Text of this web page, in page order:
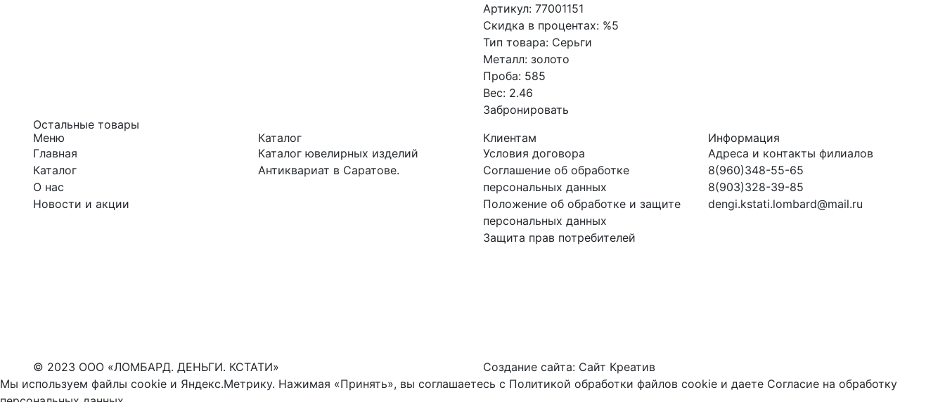
Артикул: 77001151
Скидка в процентах: %5
Тип товара: Серьги
Металл: золото
Проба: 585
Вес: 2.46
Забронировать
Остальные товары
Меню
Главная
Каталог
О нас
Новости и акции
Каталог
Каталог ювелирных изделий
Антиквариат в Саратове.
Клиентам
Условия договора
Соглашение об обработке
персональных данных
Положение об обработке и защите
персональных данных
Защита прав потребителей
Информация
Адреса и контакты филиалов
8(960)348-55-65
8(903)328-39-85
dengi.kstati.lombard@mail.ru
© 2023 ООО «ЛОМБАРД. ДЕНЬГИ. КСТАТИ» Создание сайта: Сайт Креатив
Мы используем файлы cookie и Яндекс.Метрику. Нажимая «Принять», вы соглашаетесь с Политикой обработки файлов cookie и даете Согласие на обработку